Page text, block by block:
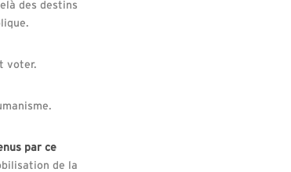
des destins
voter.
par ce
de la